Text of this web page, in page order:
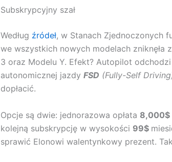
Subskrypcyjny szał
Według źródeł, w Stanach Zjednoczonych
we wszystkich nowych modelach zniknęła
3 oraz Modelu Y. Efekt? Autopilot
autonomicznej jazdy FSD (Fully-Self
dopłacić.
Opcje są dwie: jednorazowa opłata 8,000$
kolejną subskrypcję w wysokości 99$
sprawić Elonowi walentynkowy prezent.